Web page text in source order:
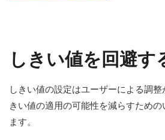
しきい値を回避す
しきい値の設定はユーザーによる調
きい値の適用の可能性を減らすため
ます。